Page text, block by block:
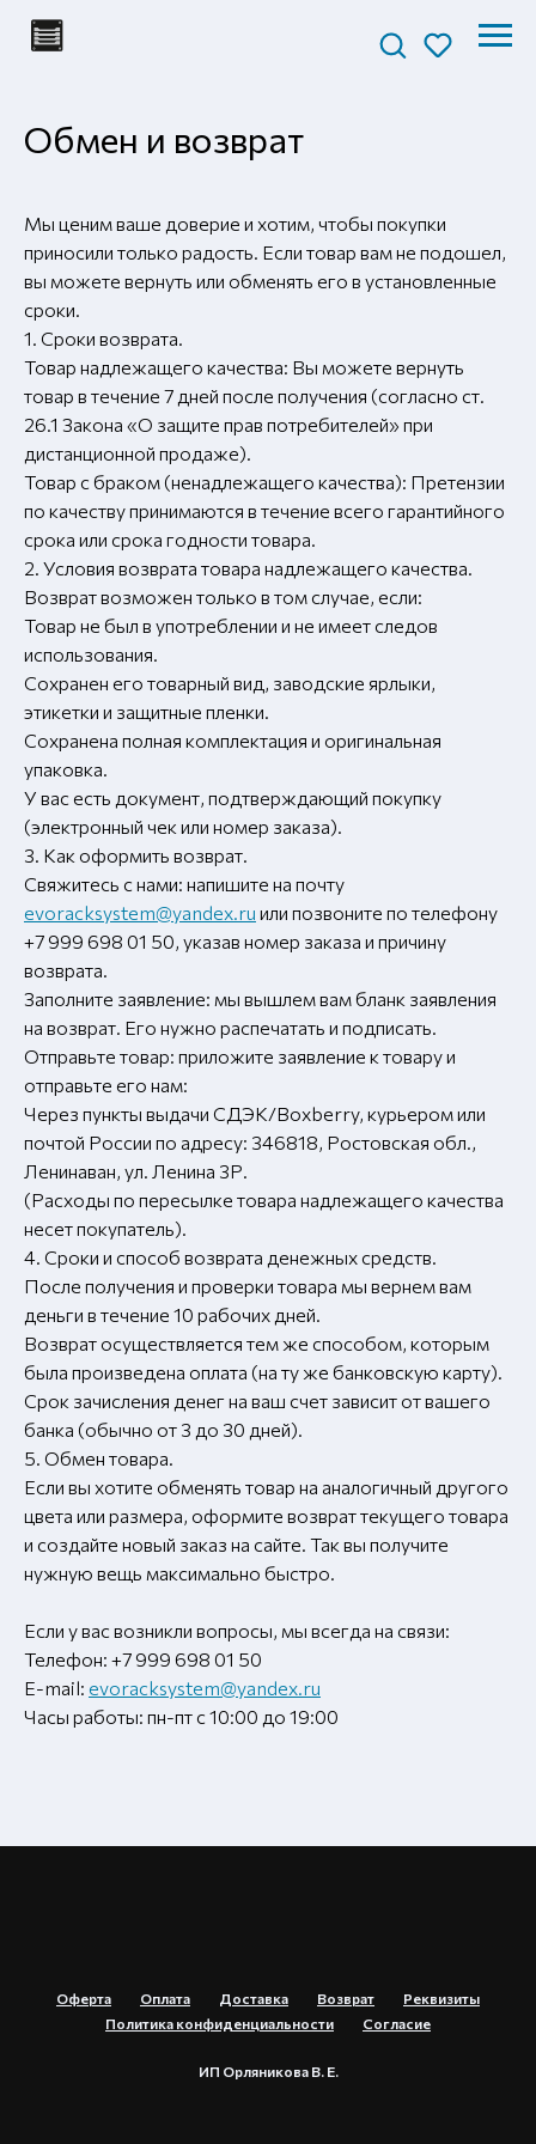
Обмен и возврат
Мы ценим ваше доверие и хотим, чтобы покупки
приносили только радость. Если товар вам не подошел,
вы можете вернуть или обменять его в установленные
сроки.
1. Сроки возврата.
Товар надлежащего качества: Вы можете вернуть
товар в течение 7 дней после получения (согласно ст.
26.1 Закона «О защите прав потребителей» при
дистанционной продаже).
Товар с браком (ненадлежащего качества): Претензии
по качеству принимаются в течение всего гарантийного
срока или срока годности товара.
2. Условия возврата товара надлежащего качества.
Возврат возможен только в том случае, если:
Товар не был в употреблении и не имеет следов
использования.
Сохранен его товарный вид, заводские ярлыки,
этикетки и защитные пленки.
Сохранена полная комплектация и оригинальная
упаковка.
У вас есть документ, подтверждающий покупку
(электронный чек или номер заказа).
3. Как оформить возврат.
Свяжитесь с нами: напишите на почту
evoracksystem@yandex.ru или позвоните по телефону
+7 999 698 01 50, указав номер заказа и причину
возврата.
Заполните заявление: мы вышлем вам бланк заявления
на возврат. Его нужно распечатать и подписать.
Отправьте товар: приложите заявление к товару и
отправьте его нам:
Через пункты выдачи СДЭК/Boxberry, курьером или
почтой России по адресу: 346818, Ростовская обл.,
Ленинаван, ул. Ленина 3Р.
(Расходы по пересылке товара надлежащего качества
несет покупатель).
4. Сроки и способ возврата денежных средств.
После получения и проверки товара мы вернем вам
деньги в течение 10 рабочих дней.
Возврат осуществляется тем же способом, которым
была произведена оплата (на ту же банковскую карту).
Срок зачисления денег на ваш счет зависит от вашего
банка (обычно от 3 до 30 дней).
5. Обмен товара.
Если вы хотите обменять товар на аналогичный другого
цвета или размера, оформите возврат текущего товара
и создайте новый заказ на сайте. Так вы получите
нужную вещь максимально быстро.
Если у вас возникли вопросы, мы всегда на связи:
Телефон: +7 999 698 01 50
E-mail: evoracksystem@yandex.ru
Часы работы: пн-пт с 10:00 до 19:00
Оферта Оплата Доставка Возврат
Реквизиты
Политика конфиденциальности
Согласие
ИП Орляникова В. Е.